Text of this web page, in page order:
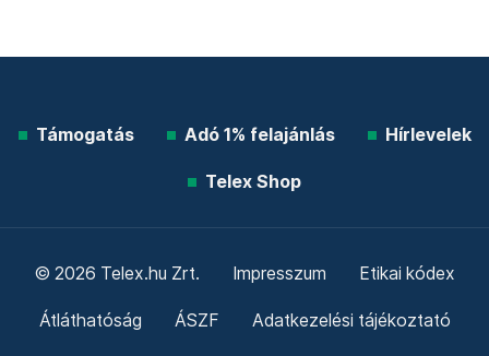
Támogatás Adó 1% felajánlás Hírlevelek
Telex Shop
© 2026 Telex.hu Zrt. Impresszum Etikai kódex
Átláthatóság ÁSZF Adatkezelési tájékoztató